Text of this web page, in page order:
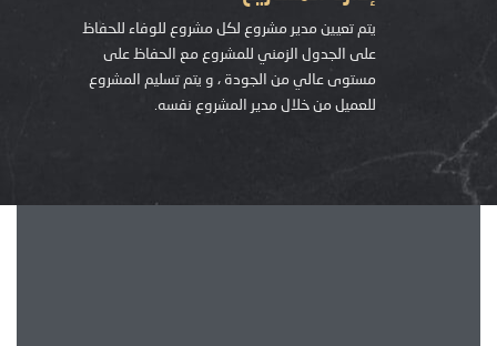
يتم تعيين مدير مشروع لكل مشروع للوفاء للحفاظ
على الجدول الزمني للمشروع مع الحفاظ على
مستوى عالي من الجودة ، و يتم تسليم المشروع
للعميل من خلال مدير المشروع نفسه.